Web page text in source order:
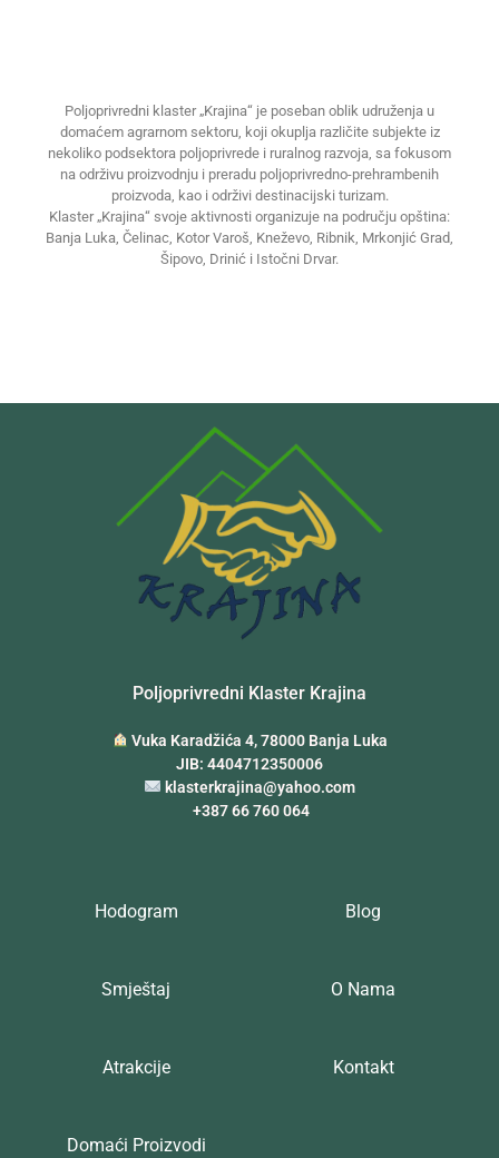
Poljoprivredni klaster „Krajina“ je poseban oblik udruženja u
domaćem agrarnom sektoru, koji okuplja različite subjekte iz
nekoliko podsektora poljoprivrede i ruralnog razvoja, sa fokusom
na održivu proizvodnju i preradu poljoprivredno-prehrambenih
proizvoda, kao i održivi destinacijski turizam.
Klaster „Krajina“ svoje aktivnosti organizuje na području opština:
Banja Luka, Čelinac, Kotor Varoš, Kneževo, Ribnik, Mrkonjić Grad,
Šipovo, Drinić i Istočni Drvar.
Poljoprivredni Klaster Krajina
Vuka Karadžića 4, 78000 Banja Luka
JIB: 4404712350006
klasterkrajina@yahoo.com
+387 66 760 064
Hodogram
Smještaj
Atrakcije
Domaći Proizvodi
Blog
O Nama
Kontakt